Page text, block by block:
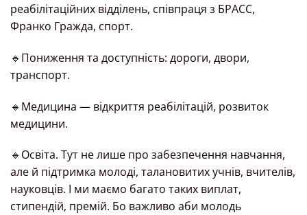
реабілітаційних відділень, співпраця з БРАСС,
Франко Гражда, спорт.
🔹Пониження та доступність: дороги, двори,
транспорт.
🔹Медицина — відкриття реабілітацій, розвиток
медицини.
🔹Освіта. Тут не лише про забезпечення навчання,
але й підтримка молоді, талановитих учнів, вчителів,
науковців. І ми маємо багато таких виплат,
стипендій, премій. Бо важливо аби молодь